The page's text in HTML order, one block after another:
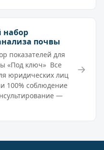
почвы
показателей для
«Под ключ» Все
юридических лиц
100% соблюдение
—
→